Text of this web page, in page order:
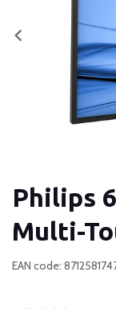
Philips
Multi-
EAN code: